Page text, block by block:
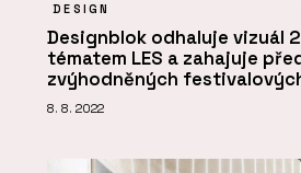
DESIGN
Designblok odhaluje vizuál
tématem LES a zahajuje
zvýhodněných
8. 8. 2022